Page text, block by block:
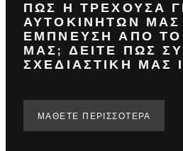
ΠΩΣ Η ΤΡΕΧΟΥΣΑ
ΑΥΤΟΚΙΝΗΤΩΝ ΜΑΣ
ΕΜΠΝΕΥΣΗ ΑΠΟ
ΜΑΣ; ΔΕΙΤΕ ΠΩΣ
ΣΧΕΔΙΑΣΤΙΚΗ ΜΑΣ
ΜΆΘΕΤΕ ΠΕΡΙΣΣΌΤΕΡΑ